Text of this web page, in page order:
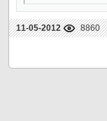
11-05-2012 8860